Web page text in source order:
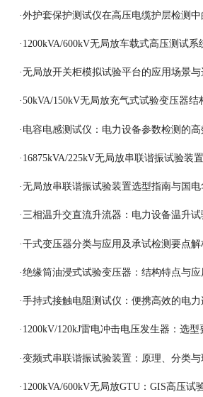
·外护套保护测试仪在高压电缆护层检测
· 1200kVA/600kV无局放车载式高压测试系
·无局放开关柜模拟试验平台的应用场景
·50kVA/150kV无局放充气式试验变压器结
· 电容电感测试仪：电力设备参数检测的
· 16875kVA/225kV无局放串联谐振试验装
·无局放串联谐振试验装置选型指南与国
·三相温升交直流升流器：电力设备温升
·干式变压器分类与应用及承试检测要点解
·绝缘筒油浸式试验变压器：结构特点与
·手持式接触电阻测试仪：便携高效的电
· 1200kV/120kJ雷电冲击电压发生器：选
·变频式串联谐振试验装置：原理、分类
· 1200kVA/600kV无局放GTU：GIS高压试